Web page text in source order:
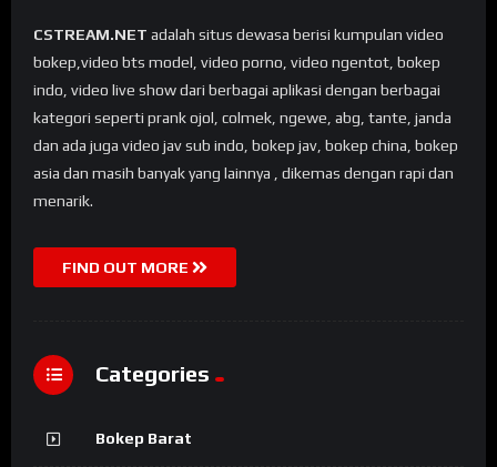
CSTREAM.NET adalah situs dewasa berisi kumpulan video
bokep,video bts model, video porno, video ngentot, bokep
indo, video live show dari berbagai aplikasi dengan berbagai
kategori seperti prank ojol, colmek, ngewe, abg, tante, janda
dan ada juga video jav sub indo, bokep jav, bokep china, bokep
asia dan masih banyak yang lainnya , dikemas dengan rapi dan
menarik.
FIND OUT MORE
Categories
Bokep Barat